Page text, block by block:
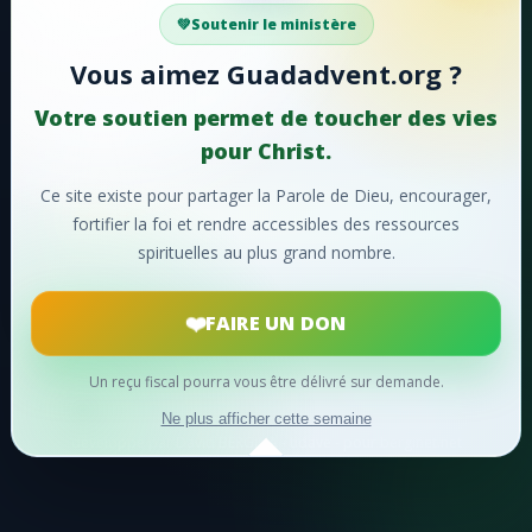
#51 - Hosanna!
#52 - Lorsque le ciel retentit
#53 - Faisons éclater notre joie
#55 - Ô merveilleuse histoire
#57 - Divin Sauveur
#58 - De la divinité
#59 - Saint envoyé du Père
Votre soutien aide Guadadvent.org à continuer sa
mission de foi, d'encouragement et d'édification.
❤️Faire un don maintenant
© 2024 Guadadvent.org ® Tous droits réservés
développé par David BERGINA - tidave - pour berginet.net
Soutenir le ministère
Vous aimez Guadadvent.org ?
Votre soutien permet de toucher des vies
pour Christ.
Ce site existe pour partager la Parole de Dieu, encourager,
fortifier la foi et rendre accessibles des ressources
spirituelles au plus grand nombre.
FAIRE UN DON
Un reçu fiscal pourra vous être délivré sur demande.
Ne plus afficher cette semaine